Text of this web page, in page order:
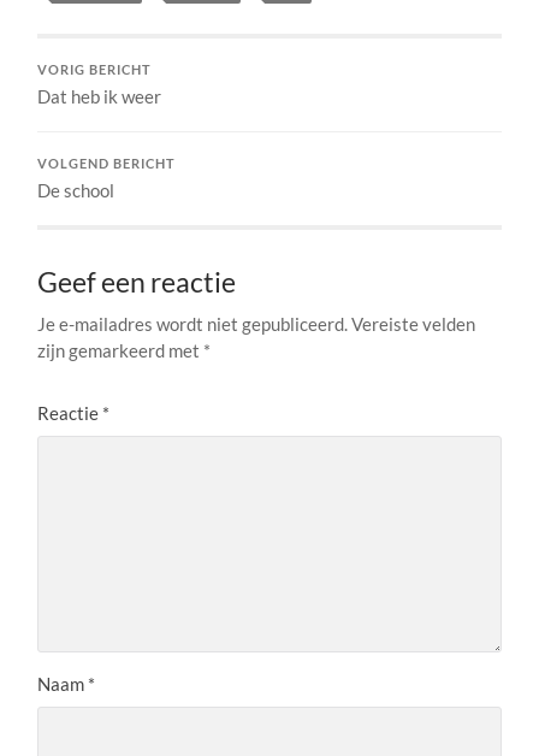
VORIG BERICHT
Dat heb ik weer
VOLGEND BERICHT
De school
Geef een reactie
Je e-mailadres wordt niet gepubliceerd. Vereiste velden
zijn gemarkeerd met *
Reactie *
Naam *